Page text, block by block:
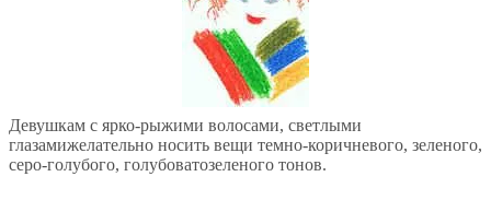
Девушкам с ярко-рыжими волосами, светлыми
глазамижелательно носить вещи темно-коричневого, зеленого,
серо-голубого, голубоватозеленого тонов.